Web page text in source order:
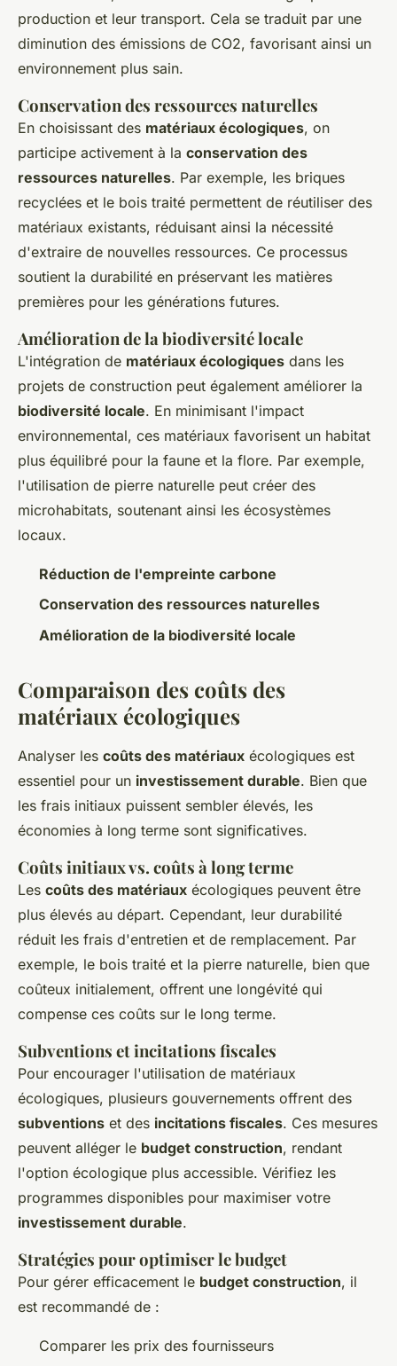
production et leur transport. Cela se traduit par une
diminution des émissions de CO2, favorisant ainsi un
environnement plus sain.
Conservation des ressources naturelles
En choisissant des matériaux écologiques, on
participe activement à la conservation des
ressources naturelles. Par exemple, les briques
recyclées et le bois traité permettent de réutiliser des
matériaux existants, réduisant ainsi la nécessité
d'extraire de nouvelles ressources. Ce processus
soutient la durabilité en préservant les matières
premières pour les générations futures.
Amélioration de la biodiversité locale
L'intégration de matériaux écologiques dans les
projets de construction peut également améliorer la
biodiversité locale. En minimisant l'impact
environnemental, ces matériaux favorisent un habitat
plus équilibré pour la faune et la flore. Par exemple,
l'utilisation de pierre naturelle peut créer des
microhabitats, soutenant ainsi les écosystèmes
locaux.
Réduction de l'empreinte carbone
Conservation des ressources naturelles
Amélioration de la biodiversité locale
Comparaison des coûts des
matériaux écologiques
Analyser les coûts des matériaux écologiques est
essentiel pour un investissement durable. Bien que
les frais initiaux puissent sembler élevés, les
économies à long terme sont significatives.
Coûts initiaux vs. coûts à long terme
Les coûts des matériaux écologiques peuvent être
plus élevés au départ. Cependant, leur durabilité
réduit les frais d'entretien et de remplacement. Par
exemple, le bois traité et la pierre naturelle, bien que
coûteux initialement, offrent une longévité qui
compense ces coûts sur le long terme.
Subventions et incitations fiscales
Pour encourager l'utilisation de matériaux
écologiques, plusieurs gouvernements offrent des
subventions et des incitations fiscales. Ces mesures
peuvent alléger le budget construction, rendant
l'option écologique plus accessible. Vérifiez les
programmes disponibles pour maximiser votre
investissement durable.
Stratégies pour optimiser le budget
Pour gérer efficacement le budget construction, il
est recommandé de :
Comparer les prix des fournisseurs